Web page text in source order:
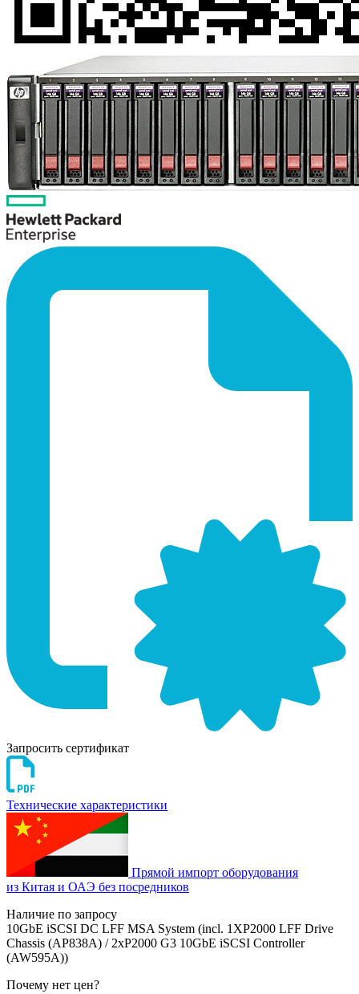
Запросить сертификат
Технические характеристики
Прямой импорт оборудования
из Китая и ОАЭ без посредников
Наличие по запросу
10GbE iSCSI DC LFF MSA System (incl. 1XP2000 LFF Drive
Chassis (AP838A) / 2xP2000 G3 10GbE iSCSI Controller
(AW595A))
Почему нет цен?